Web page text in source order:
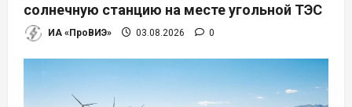
солнечную станцию на месте угольной ТЭС
ИА «ПроВИЭ» 03.08.2026 0